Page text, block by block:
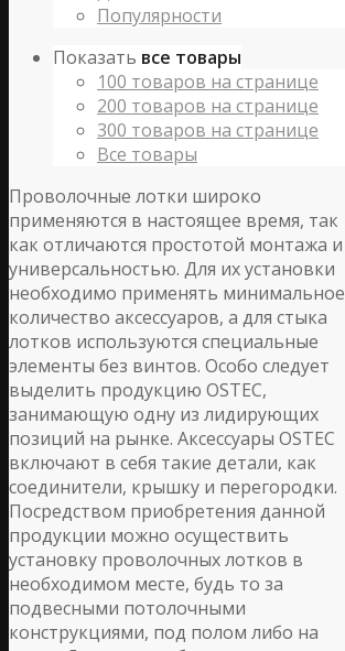
Популярности
Показать все товары
100 товаров на странице
200 товаров на странице
300 товаров на странице
Все товары
Проволочные лотки широко
применяются в настоящее время, так
как отличаются простотой монтажа и
универсальностью. Для их установки
необходимо применять минимальное
количество аксессуаров, а для стыка
лотков используются специальные
элементы без винтов. Особо следует
выделить продукцию OSTEC,
занимающую одну из лидирующих
позиций на рынке. Аксессуары OSTEC
включают в себя такие детали, как
соединители, крышку и перегородки.
Посредством приобретения данной
продукции можно осуществить
установку проволочных лотков в
необходимом месте, будь то за
подвесными потолочными
конструкциями, под полом либо на